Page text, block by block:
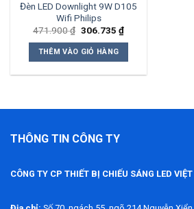
Đèn LED Downlight 9W D105
Wifi Philips
471.900₫ Giá
là:
471.900 ₫.
306.735 ₫Giá
hiện
306.735 ₫.
THÊM VÀO GIỎ HÀNG
THÔNG TIN CÔNG TY
CÔNG TY CP THIẾT BỊ CHIẾU SÁNG LED VIỆT